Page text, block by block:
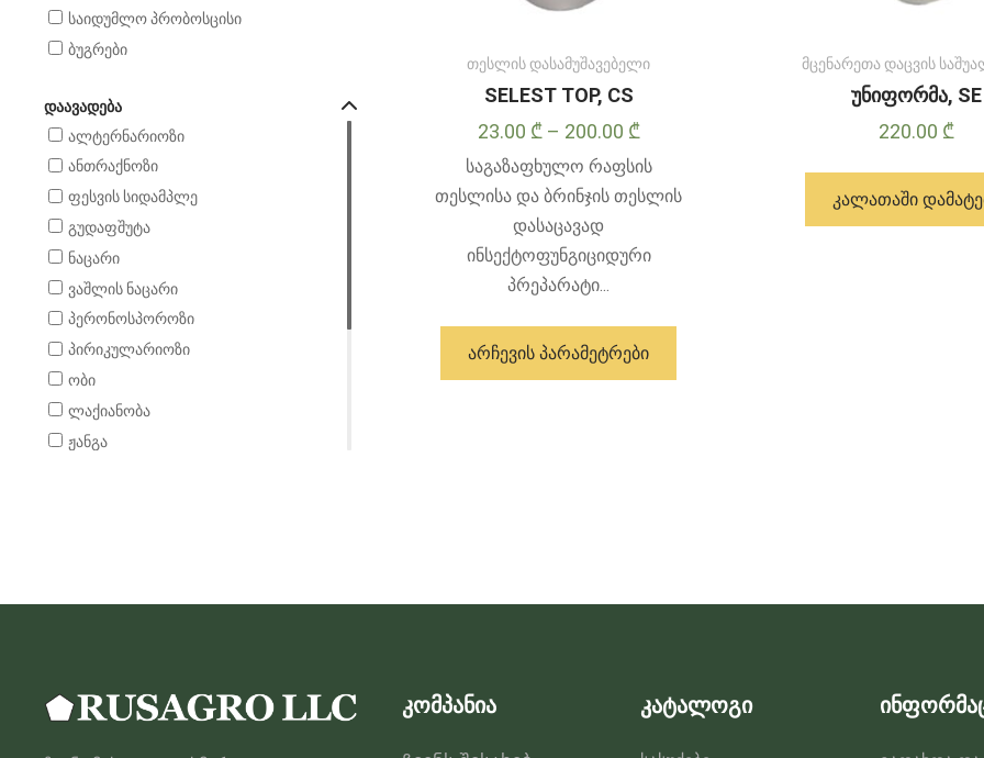
საიდუმლო პრობოსცისი
ბუგრები
ᲓᲐᲐᲕᲐᲓᲔᲑᲐ
ალტერნარიოზი
ანთრაქნოზი
ფესვის სიდამპლე
გუდაფშუტა
ნაცარი
ვაშლის ნაცარი
პერონოსპოროზი
პირიკულარიოზი
ობი
ლაქიანობა
ჟანგა
თესლის დასამუშავებელი
SELEST TOP, CS
23.00 ₾ – 200.00 ₾Price
range:
23.00 ₾
200.00 ₾
საგაზაფხულო რაფსის
თესლისა და ბრინჯის თესლის
დასაცავად
ინსექტოფუნგიციდური
პრეპარატი...
ᲐᲠᲩᲔᲕᲘᲡ ᲞᲐᲠᲐᲛᲔᲢᲠᲔᲑᲘ
მცენარეთა დაცვის
უნიფორმა, SE
220.00 ₾
ᲙᲐᲚᲐᲗᲐᲨᲘ
კომპანია კატალოგი